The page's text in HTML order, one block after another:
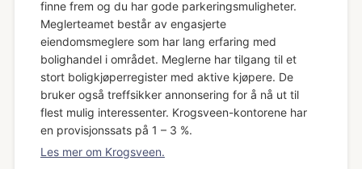
finne frem og du har gode parkeringsmuligheter.
Meglerteamet består av engasjerte
eiendomsmeglere som har lang erfaring med
bolighandel i området. Meglerne har tilgang til et
stort boligkjøperregister med aktive kjøpere. De
bruker også treffsikker annonsering for å nå ut til
flest mulig interessenter. Krogsveen-kontorene har
en provisjonssats på 1 – 3 %.
Les mer om Krogsveen.